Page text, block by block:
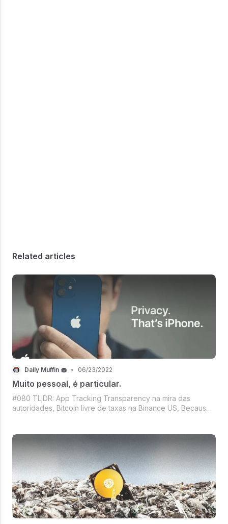
Related articles
Daily Muffin 🧁 • 06/23/2022
Muito pessoal, é particular.
#080 TL;DR: App Tracking Transparency na mira das
autoridades, Bitcoin livre de taxas na Binance US, Because
Crypto segurando o fôlego e ma